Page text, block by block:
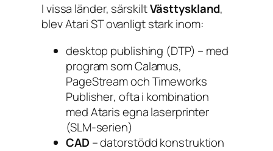
I vissa länder, särskiltVästtyskland,
blev Atari ST ovanligt stark inom:
desktop publishing (DTP) – med
program somCalamus,
PageStreamochTimeworks
Publisher, ofta i kombination
med Ataris egna laserprinter
(SLM-serien)
CAD – datorstödd konstruktion